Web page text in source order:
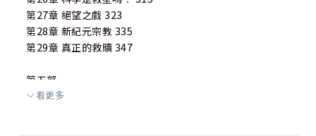
第27章 絕望之戲 323
第28章 新紀元宗教 335
第29章 真正的救贖 347
第五部
復原：如今我們該如何生活？ 355
看更多